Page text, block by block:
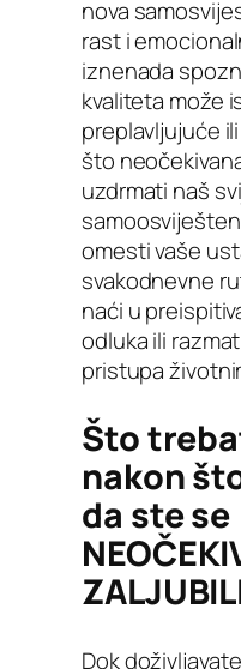
nova
rast i
iznenada
kvaliteta može
preplavljujuće
što
uzdrmati naš
omesti vaše
svakodnevne
naći u
odluka ili
pristupa
Što
nakon
da ste se
Dok